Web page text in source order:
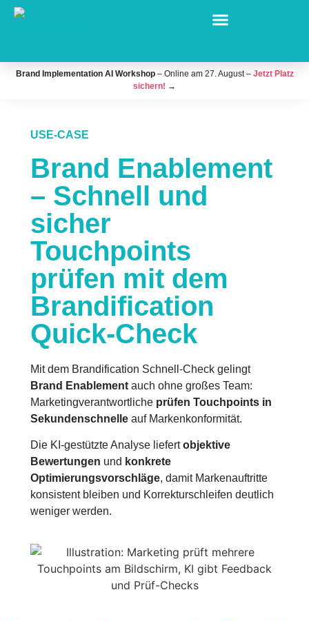
Brand Implementation AI Workshop– Online am 27. August – Jetzt Platz
sichern! →
USE-CASE
Brand Enablement
– Schnell und
sicher
Touchpoints
prüfen mit dem
Brandification
Quick-Check
Mit dem Brandification Schnell-Check gelingt
Brand Enablementauch ohne großes Team:
Marketingverantwortliche prüfen Touchpoints in
Sekundenschnelleauf Markenkonformität.
Die KI-gestützte Analyse liefertobjektive
Bewertungen und konkrete
Optimierungsvorschläge, damit Markenauftritte
konsistent bleiben und Korrekturschleifen deutlich
weniger werden.